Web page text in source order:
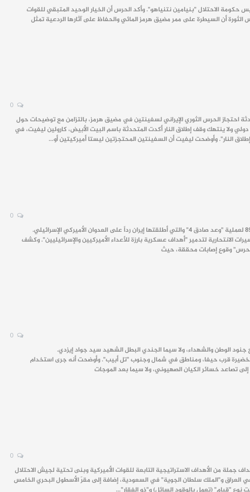
حكومة الاحتلال "بنيامين نتنياهو". وأكد الحرس أن الخيار الوحيد المتبقي للقوات
أن السيطرة على ممر مضيق هرمز المائي والحفاظ على آثارها الردعية تمثل
الحرس الثوري الإيراني لسفينتين في مضيق هرمز، بالتزامن مع توضيحات حول
ولا ينتهك وقف إطلاق النار أكدت المتحدثة باسم البيت الأبيض، كارولين ليفيت، في
النار". وأوضحت ليفيت أن السفينتين المحتجزتين ليستا أميركيتين أو…
الانتحارية لتدمير "أهداف عسكرية بارزة للأعداء الأميركيين والإسرائيليين". وكشف
المحتلة، شملت حيفا، ديمونا، الخضيرة قرب حيفا، ومناطق في شمال وجنوب "تل أبيب". وأوضحت أنه جرى استخدام
الثورة الإيراني عن إطلاق الموجة الـ76 من عملية "وعد صادق 4"، مؤكّدةً استهداف جملة من الأهداف الاستراتيجية التابعة للقوات الأميركية وبنى تحتية لجيش الاحتلال
العراق و"الملك سلطان الجوية" في السعودية، إضافة إلى مقرّ الأسطول البحري الخامس
"قيام" (تعمل بالوقود السائل) و"ذو الفقار"…